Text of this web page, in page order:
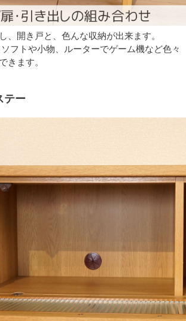
、開き戸と、色んな収納が出来ます。
フトや小物、ルーターでゲーム機など色々
きます。
テー